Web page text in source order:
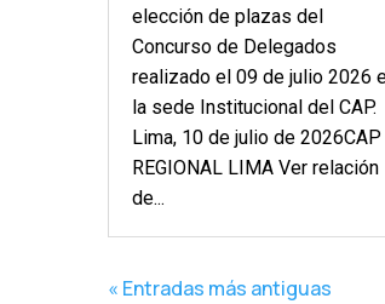
elección de plazas del
Concurso de Delegados
realizado el 09 de julio 2026
la sede Institucional del CAP.
Lima, 10 de julio de 2026CAP
REGIONAL LIMA Ver relación
de...
« Entradas más antiguas